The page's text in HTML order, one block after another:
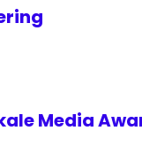
Media